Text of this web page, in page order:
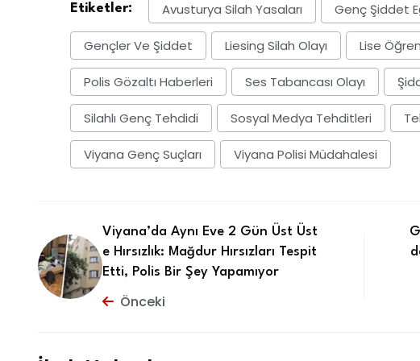
Etiketler: Avusturya Silah Yasaları Genç Şiddet
Gençler Ve Şiddet Liesing Silah Olayı Lise
Polis Gözaltı Haberleri Ses Tabancası Olayı
Silahlı Genç Tehdidi Sosyal Medya Tehditleri
Viyana Genç Suçları Viyana Polisi Müdahalesi
Viyana’da Aynı Eve 2 Gün Üst Üst
e Hırsızlık: Mağdur Hırsızları Tespit
Etti, Polis Bir Şey Yapamıyor
Önceki